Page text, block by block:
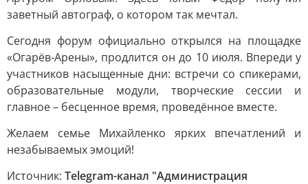
заветный автограф, о котором так мечтал.
Сегодня форум официально открылся на площадке
«Огарёв-Арены», продлится он до 10 июля. Впереди у
участников насыщенные дни: встречи со спикерами,
образовательные модули, творческие сессии и
главное – бесценное время, проведённое вместе.
Желаем семье Михайленко ярких впечатлений и
незабываемых эмоций!
Источник: Telegram-канал "Администрация